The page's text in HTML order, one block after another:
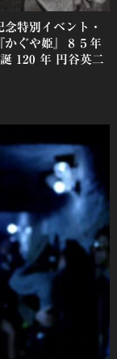
特別イベント・
かぐや姫』８５年
120 年 円谷英二